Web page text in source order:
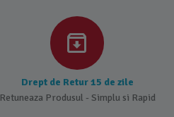
Drept de Retur 15 de zile
Retuneaza Produsul - Simplu si Rapid